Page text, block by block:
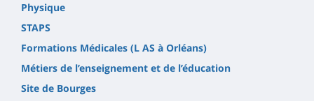
Physique
STAPS
Formations Médicales (L AS à Orléans)
Métiers de l’enseignement et de l’éducation
Site de Bourges